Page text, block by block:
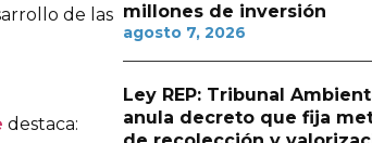
de las
destaca:
millones de inversión
agosto 7, 2026
Ley REP: Tribunal
anula decreto que fija